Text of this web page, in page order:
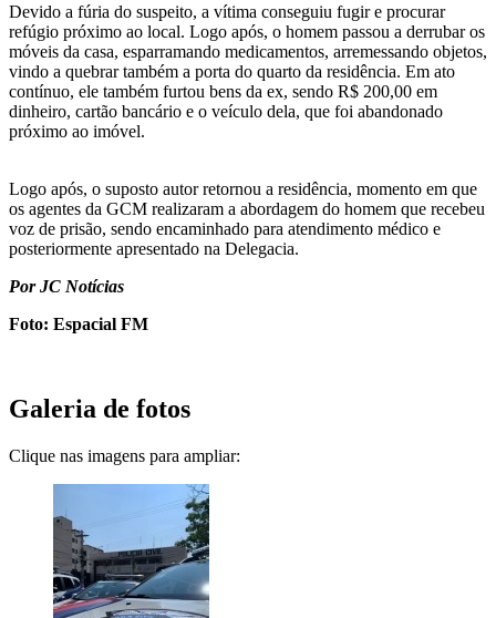
Devido a fúria do suspeito, a vítima conseguiu fugir e procurar
refúgio próximo ao local. Logo após, o homem passou a derrubar os
móveis da casa, esparramando medicamentos, arremessando objetos,
vindo a quebrar também a porta do quarto da residência. Em ato
contínuo, ele também furtou bens da ex, sendo R$ 200,00 em
dinheiro, cartão bancário e o veículo dela, que foi abandonado
próximo ao imóvel.
Logo após, o suposto autor retornou a residência, momento em que
os agentes da GCM realizaram a abordagem do homem que recebeu
voz de prisão, sendo encaminhado para atendimento médico e
posteriormente apresentado na Delegacia.
Por JC Notícias
Foto: Espacial FM
Galeria de fotos
Clique nas imagens para ampliar: